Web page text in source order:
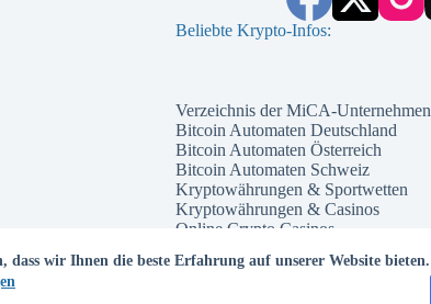
dass wir Ihnen die beste Erfahrung auf unserer Website bieten.
Beliebte Krypto-Infos:
Verzeichnis der MiCA-Unternehmen
Bitcoin Automaten Deutschland
Bitcoin Automaten Österreich
Bitcoin Automaten Schweiz
Kryptowährungen & Sportwetten
Kryptowährungen & Casinos
Online Crypto Casinos
Welche Kryptowährung 2026